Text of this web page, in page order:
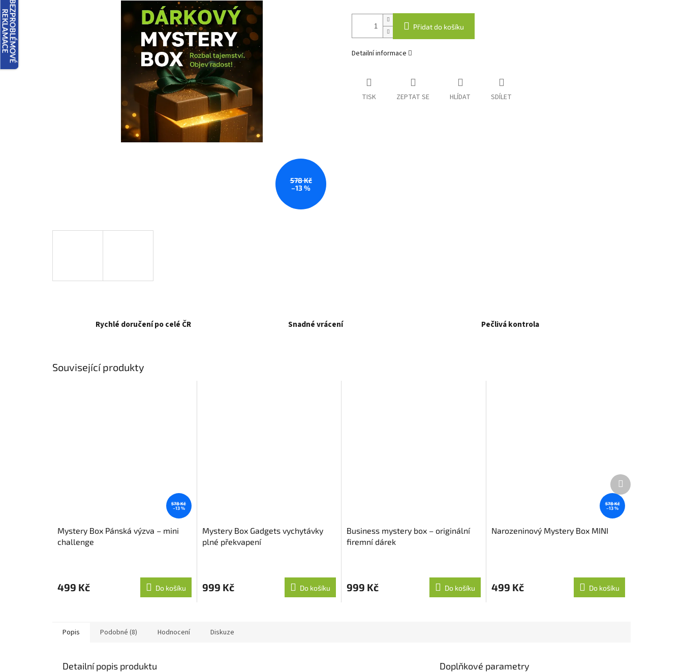
578 Kč
–13 %
Přidat do košíku
Detailní informace
TISK ZEPTAT SE HLÍDAT SDÍLET
Rychlé doručení po celé ČR Snadné vrácení Pečlivá kontrola
Související produkty
578 Kč
–13 %
Mystery Box Pánská výzva – mini
challenge
499 Kč Do košíku
Mystery Box Gadgets vychytávky
plné překvapení
999 Kč Do košíku
Business mystery box – originální
firemní dárek
999 Kč Do košíku
578 Kč
–13 %
Narozeninový Mystery Box MINI
499 Kč Do košíku
Další
produkt
Popis Podobné (8) Hodnocení Diskuze
Detailní popis produktu Doplňkové parametry